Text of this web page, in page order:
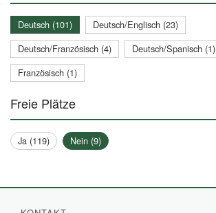
Deutsch (101)
Deutsch/Englisch (23)
Deutsch/Französisch (4)
Deutsch/Spanisch (1)
Französisch (1)
Freie Plätze
Ja (119) Nein (9)